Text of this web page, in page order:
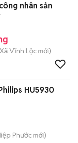
nhân sản
Xã Vĩnh Lộc mới)
HU5930
Phước mới)